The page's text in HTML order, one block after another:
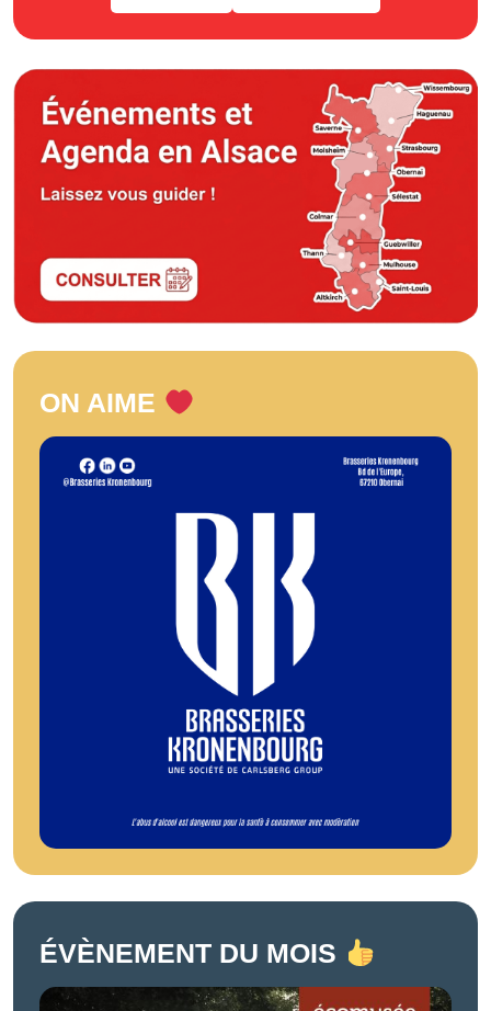
ON AIME
ÉVÈNEMENT DU MOIS